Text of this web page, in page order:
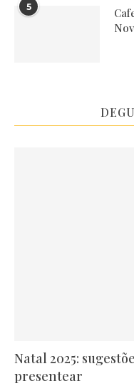
5
Natal 2025:
presentear